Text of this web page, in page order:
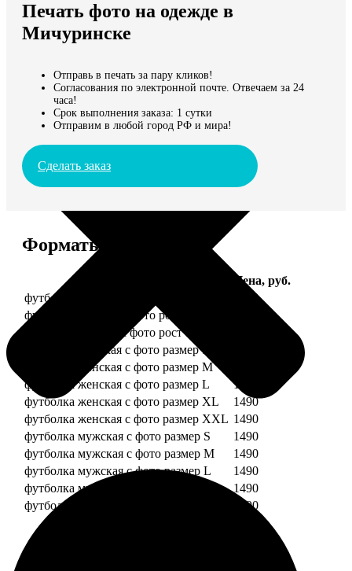
Мы доставляем по всему миру
Продолжить без города
Печать фото на одежде в
Мичуринске
Отправь в печать за пару кликов!
Согласования по электронной почте. Отвечаем за 24
часа!
Срок выполнения заказа: 1 сутки
Отправим в любой город РФ и мира!
Сделать заказ
Форматы и цены
Цена, руб.
футболка детская с фото рост 118 см
1490
футболка детская с фото рост 128 см
футболка детская с фото рост 134 см
футболка женская с фото размер S
футболка женская с фото размер M
футболка женская с фото размер L
1490
футболка женская с фото размер XL
1490
футболка женская с фото размер XXL 1490
футболка мужская с фото размер S
1490
футболка мужская с фото размер M
1490
футболка мужская с фото размер L
1490
футболка мужская с фото размер XL
1490
футболка мужская с фото размер XXL
1490